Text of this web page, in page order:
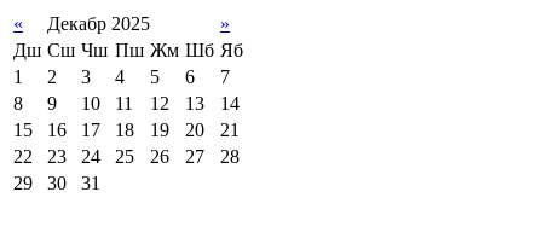
« Декабр 2025
»
Дш Сш Чш Пш Жм Шб Яб
1
2 3 4 5 6
7
8
9 10 11 12 13
14
15
16 17 18 19 20
21
22
23 24 25 26 27
28
29
30 31